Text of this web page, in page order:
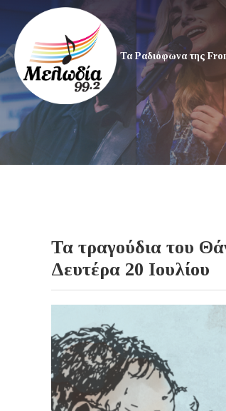
Τα Ραδιόφωνα της
Τα τραγούδια του
Δευτέρα 20 Ιουλίου